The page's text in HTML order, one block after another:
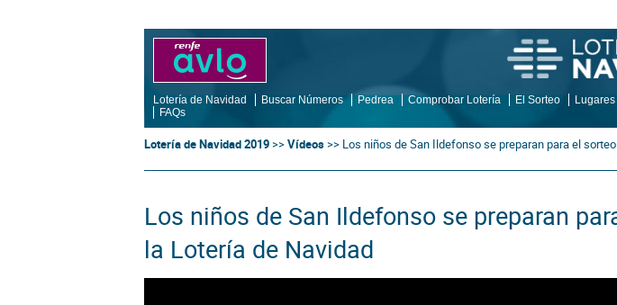
Lotería de Navidad Buscar Números Pedrea Comprobar Lotería El Sorteo
FAQs
Lotería de Navidad 2019>>Vídeos>> Los niños de San Ildefonso se preparan para el
Los niños de San Ildefonso se preparan
la Lotería de Navidad